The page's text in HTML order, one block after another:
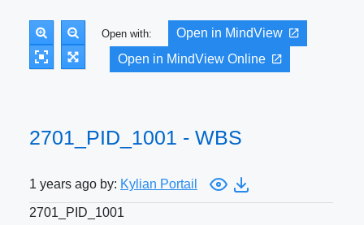
Open with:
Open in MindView
Open in MindView Online
2701_PID_1001 - WBS
1 years ago by: Kylian Portail
2701_PID_1001